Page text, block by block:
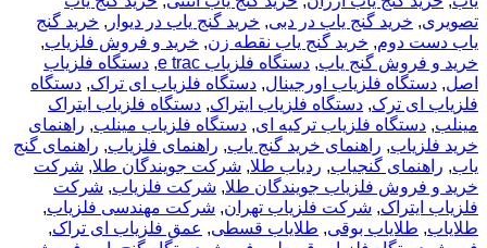
تصویری, خرید گنج یاب در دبی, خرید گنج یاب در دیوار , خرید گنج
یاب دست دوم, خرید گنج یاب نقطه زن, خرید و فروش فلزیاب,
خرید و فروش گنج یاب, دستگاه فلزیاب e trac , دستگاه فلزیاب
اصل, دستگاه فلزیاب اورجینال, دستگاه فلزیاب ای تراک, دستگاه
فلزیاب ای ترک, دستگاه فلزیاب ایتراک, دستگاه فلزیاب ایتراک
مینلب, دستگاه فلزیاب ترکیه ای, دستگاه فلزیاب مینلب, راهنمای
خرید فلزیاب, راهنمای خرید گنج یاب, راهنمای فلزیاب, راهنمای گنج
یاب, راهنمای گنجیاب, ردیاب طلا, شرکت جویندگان طلا, شرکت
خرید و فروش فلزیاب جویندگان طلا, شرکت فلزیاب, شرکت
فلزیاب ایتراک, شرکت فلزیاب تهران, شرکت مهندسی فلزیاب,
طلایاب, طلایاب بوقی, طلایاب قسطی, عمق فلزیاب ای تراک,